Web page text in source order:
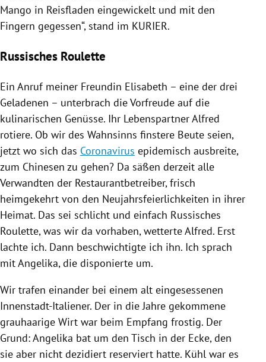
Mango in Reisfladen eingewickelt und mit den
Fingern gegessen“, stand im KURIER.
Russisches Roulette
Ein Anruf meiner Freundin Elisabeth – eine der drei
Geladenen – unterbrach die Vorfreude auf die
kulinarischen Genüsse. Ihr Lebenspartner Alfred
rotiere. Ob wir des Wahnsinns finstere Beute seien,
jetzt wo sich das Coronavirus epidemisch ausbreite,
zum Chinesen zu gehen? Da säßen derzeit alle
Verwandten der Restaurantbetreiber, frisch
heimgekehrt von den Neujahrsfeierlichkeiten in ihrer
Heimat. Das sei schlicht und einfach Russisches
Roulette, was wir da vorhaben, wetterte Alfred. Erst
lachte ich. Dann beschwichtigte ich ihn. Ich sprach
mit Angelika, die disponierte um.
Wir trafen einander bei einem alt eingesessenen
Innenstadt-Italiener. Der in die Jahre gekommene
grauhaarige Wirt war beim Empfang frostig. Der
Grund: Angelika bat um den Tisch in der Ecke, den
sie aber nicht dezidiert reserviert hatte. Kühl war es